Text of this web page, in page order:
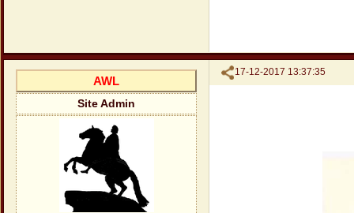
Поделиться
17-12-2017 13:37:35
AWL
Site Admin